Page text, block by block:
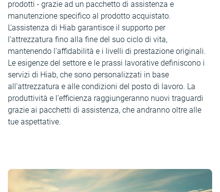
prodotti - grazie ad un pacchetto di assistenza e
manutenzione specifico al prodotto acquistato.
L’assistenza di Hiab garantisce il supporto per
l’attrezzatura fino alla fine del suo ciclo di vita,
mantenendo l’affidabilità e i livelli di prestazione originali.
Le esigenze del settore e le prassi lavorative definiscono i
servizi di Hiab, che sono personalizzati in base
all’attrezzatura e alle condizioni del posto di lavoro. La
produttività e l’efficienza raggiungeranno nuovi traguardi
grazie ai pacchetti di assistenza, che andranno oltre alle
tue aspettative.